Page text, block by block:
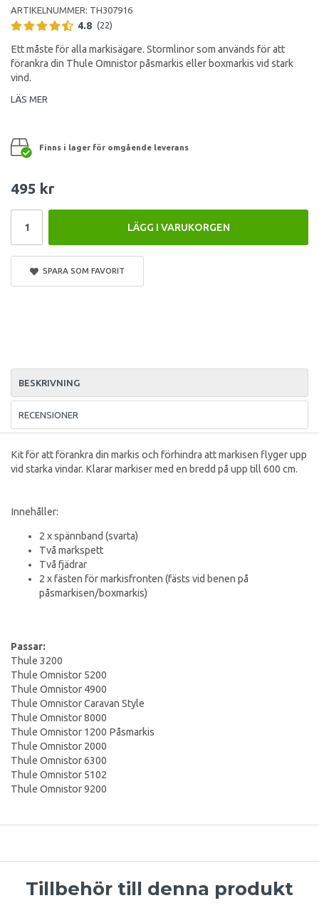
ARTIKELNUMMER: TH307916
4.8 (22)
Ett måste för alla markisägare. Stormlinor som används för att
förankra din Thule Omnistor påsmarkis eller boxmarkis vid stark
vind.
LÄS MER
Finns i lager för omgående leverans
495 kr
LÄGG I VARUKORGEN
SPARA SOM FAVORIT
BESKRIVNING
RECENSIONER
Kit för att förankra din markis och förhindra att markisen flyger upp
vid starka vindar. Klarar markiser med en bredd på upp till 600 cm.
Innehåller:
2 x spännband (svarta)
Två markspett
Två fjädrar
2 x fästen för markisfronten (fästs vid benen på
påsmarkisen/boxmarkis)
Passar:
Thule 3200
Thule Omnistor 5200
Thule Omnistor 4900
Thule Omnistor Caravan Style
Thule Omnistor 8000
Thule Omnistor 1200 Påsmarkis
Thule Omnistor 2000
Thule Omnistor 6300
Thule Omnistor 5102
Thule Omnistor 9200
Tillbehör till denna produkt